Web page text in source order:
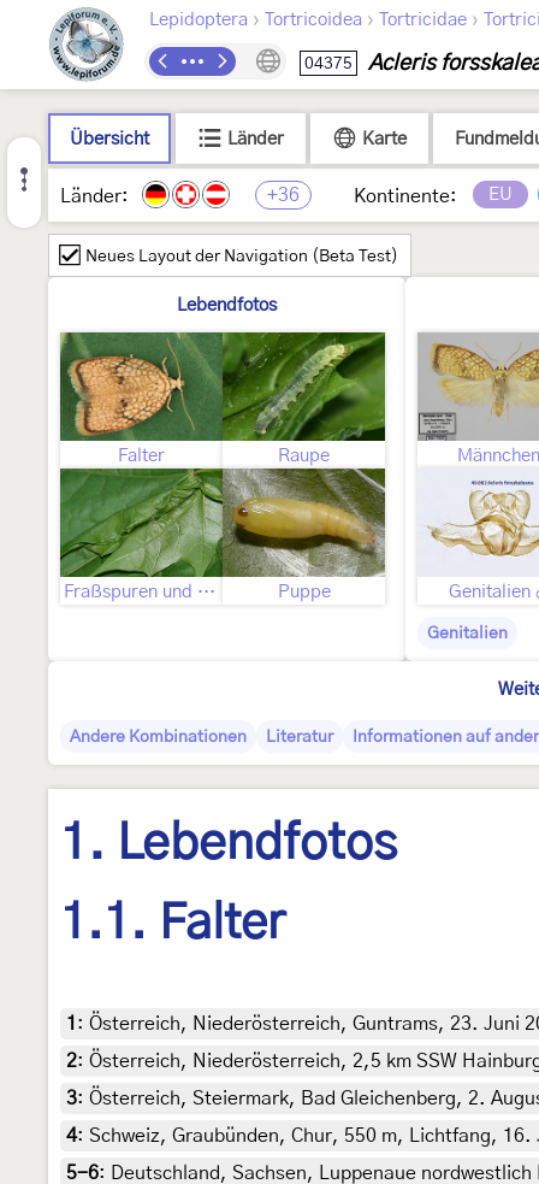
Lepidoptera › Tortricoidea › Tortricidae ›
04375 Acleris
Übersicht Länder Karte
Länder: +36 Kontinente: EU
Neues Layout der Navigation (Beta Test)
Lebendfotos
Falter Raupe
Fraßspuren und Befallsbild Puppe
Männchen
Genitalien
Genitalien
Andere Kombinationen Literatur Informationen auf
1. Lebendfotos
1.1. Falter
1 : Österreich, Niederösterreich, Guntrams, 23. Juni
2: Österreich, Niederösterreich, 2,5 km SSW
3: Österreich, Steiermark, Bad Gleichenberg, 2.
4: Schweiz, Graubünden, Chur, 550 m, Lichtfang,
5-6:
Deutschland, Sachsen, Luppenaue